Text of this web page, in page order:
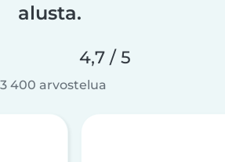
alusta.
4,7 / 5
400 arvostelua